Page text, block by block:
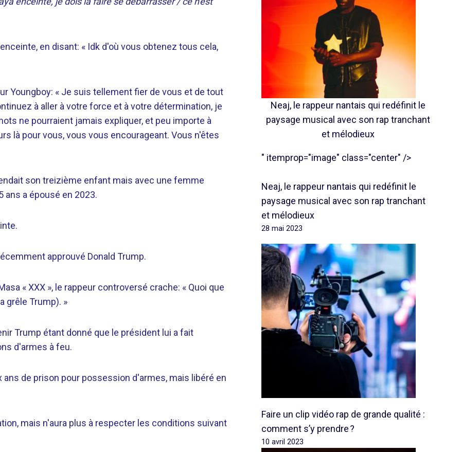
en disant: « Idk d'où vous obtenez tous cela,
Youngboy: « Je suis tellement fier de vous et de tout
à aller à votre force et à votre détermination, je
ne pourraient jamais expliquer, et peu importe à
là pour vous, vous vous encourageant. Vous n'êtes
son treizième enfant mais avec une femme
a épousé en 2023.
approuvé Donald Trump.
« XXX », le rappeur controversé crache: « Quoi que
grêle Trump). »
Trump étant donné que le président lui a fait
d'armes à feu.
de prison pour possession d'armes, mais libéré en
mais n'aura plus à respecter les conditions suivant
Neaj, le rappeur nantais qui redéfinit le
paysage musical avec son rap tranchant
et mélodieux
" itemprop="image" class="center" />
Neaj, le rappeur nantais qui redéfinit le
paysage musical avec son rap tranchant
et mélodieux
28 mai 2023
Faire un clip vidéo rap de grande qualité :
comment s’y prendre ?
10 avril 2023